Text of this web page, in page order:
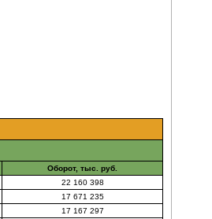
Оборот, тыс. руб.
22 160 398
17 671 235
17 167 297